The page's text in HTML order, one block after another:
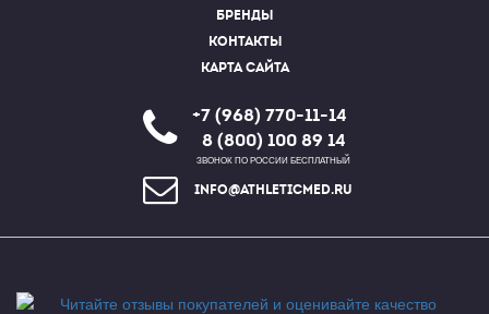
Бренды
Контакты
Карта сайта
+7 (968) 770-11-14
8 (800) 100 89 14
ЗВОНОК ПО РОССИИ БЕСПЛАТНЫЙ
info@athleticmed.ru